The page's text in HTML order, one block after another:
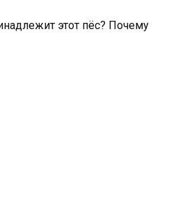
этот пёс? Почему